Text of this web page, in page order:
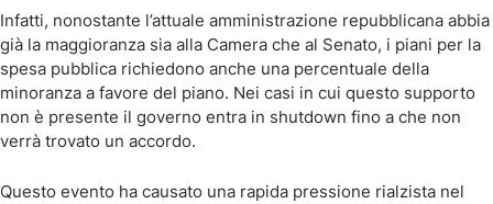
Infatti, nonostante l’attuale amministrazione repubblicana abbia
già la maggioranza sia alla Camera che al Senato, i piani per la
spesa pubblica richiedono anche una percentuale della
minoranza a favore del piano. Nei casi in cui questo supporto
non è presente il governo entra in shutdown fino a che non
verrà trovato un accordo.
Questo evento ha causato una rapida pressione rialzista nel